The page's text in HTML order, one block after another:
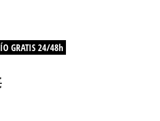
GRATIS 24/48h